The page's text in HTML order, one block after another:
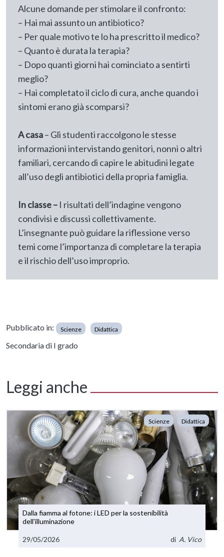
Alcune domande per stimolare il confronto:
– Hai mai assunto un antibiotico?
– Per quale motivo te lo ha prescritto il medico?
– Quanto è durata la terapia?
– Dopo quanti giorni hai cominciato a sentirti
meglio?
– Hai completato il ciclo di cura, anche quando i
sintomi erano già scomparsi?
A casa– Gli studenti raccolgono le stesse
informazioni intervistando genitori, nonni o altri
familiari, cercando di capire le abitudini legate
all’uso degli antibiotici della propria famiglia.
In classe – I risultati dell’indagine vengono
condivisi e discussi collettivamente.
L’insegnante può guidare la riflessione verso
temi come l’importanza di completare la terapia
e il rischio dell’uso improprio.
Pubblicato in: Scienze Didattica
Secondaria di I grado
Leggi anche
Scienze Didattica
Dalla fiamma al fotone: i LED per la sostenibilità
dell'illuminazione
29/05/2026 di A. Vico